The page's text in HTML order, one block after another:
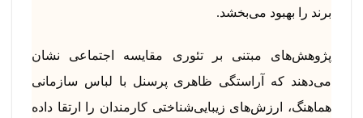
برند را بهبود می‌بخشد.
پژوهش‌های مبتنی بر تئوری مقایسه اجتماعی نشان
می‌دهند که آراستگی ظاهری پرسنل با لباس سازمانی
هماهنگ، ارزش‌های زیبایی‌شناختی کارمندان را ارتقا داده